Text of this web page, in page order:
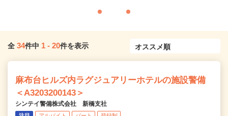
全 34件中 1 - 20件を表示
麻布台ヒルズ内ラグジュアリーホテルの施設警備
＜A3203200143＞
シンテイ警備株式会社 新橋支社